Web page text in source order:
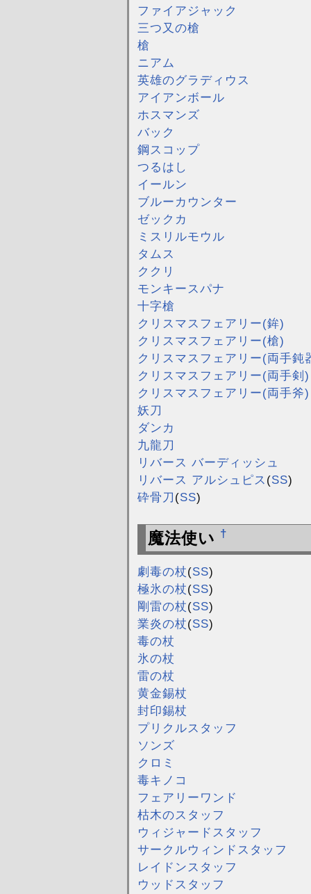
ファイアジャック
三つ又の槍
槍
ニアム
英雄のグラディウス
アイアンボール
ホスマンズ
バック
鋼スコップ
つるはし
イールン
ブルーカウンター
ゼックカ
ミスリルモウル
タムス
ククリ
モンキースパナ
十字槍
クリスマスフェアリー(鉾)
クリスマスフェアリー(槍)
クリスマスフェアリー(両手鈍
クリスマスフェアリー(両手剣)
クリスマスフェアリー(両手斧)
妖刀
ダンカ
九龍刀
リバース バーディッシュ
リバース アルシュピス (SS)
砕骨刀 (SS)
魔法使い †
劇毒の杖(SS)
極氷の杖(SS)
剛雷の杖(SS)
業炎の杖(SS)
毒の杖
氷の杖
雷の杖
黄金錫杖
封印錫杖
プリクルスタッフ
ソンズ
クロミ
毒キノコ
フェアリーワンド
枯木のスタッフ
ウィジャードスタッフ
サークルウィンドスタッフ
レイドンスタッフ
ウッドスタッフ